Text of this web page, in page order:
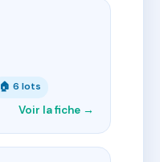
🏠 6 lots
Voir la fiche →